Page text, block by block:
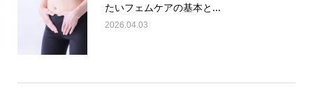
たいフェムケアの基本と...
2026.04.03